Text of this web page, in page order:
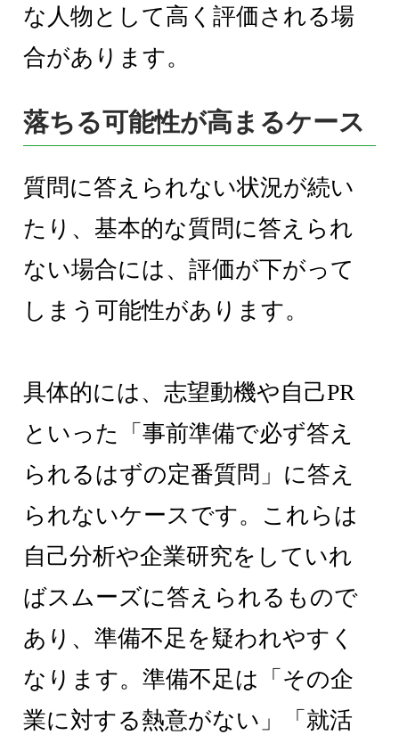
な人物として高く評価される場
合があります。
落ちる可能性が高まるケース
質問に答えられない状況が続い
たり、基本的な質問に答えられ
ない場合には、評価が下がって
しまう可能性があります。
具体的には、志望動機や自己PR
といった「事前準備で必ず答え
られるはずの定番質問」に答え
られないケースです。これらは
自己分析や企業研究をしていれ
ばスムーズに答えられるもので
あり、準備不足を疑われやすく
なります。準備不足は「その企
業に対する熱意がない」「就活